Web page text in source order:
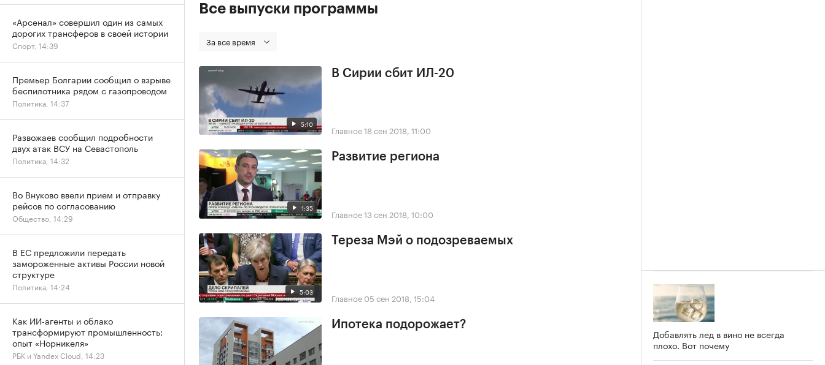
Все выпуски программы
За все время
5:10
В Сирии сбит ИЛ-20
Главное18 сен 2018, 11:00
1:35
Развитие региона
Главное13 сен 2018, 10:00
5:03
Тереза Мэй о подозреваемых
Главное 05 сен 2018, 15:04
Ипотека подорожает?
Добавлять лед в вино не всегда
плохо. Вот почему
«Арсенал» совершил один из самых
дорогих трансферов в своей истории
Спорт, 14:39
Премьер Болгарии сообщил о взрыве
беспилотника рядом с газопроводом
Политика, 14:37
Развожаев сообщил подробности
двух атак ВСУ на Севастополь
Политика, 14:32
Во Внуково ввели прием и отправку
рейсов по согласованию
Общество, 14:29
В ЕС предложили передать
замороженные активы России новой
структуре
Политика, 14:24
Как ИИ-агенты и облако
трансформируют промышленность:
опыт «Норникеля»
РБК и Yandex Cloud, 14:23